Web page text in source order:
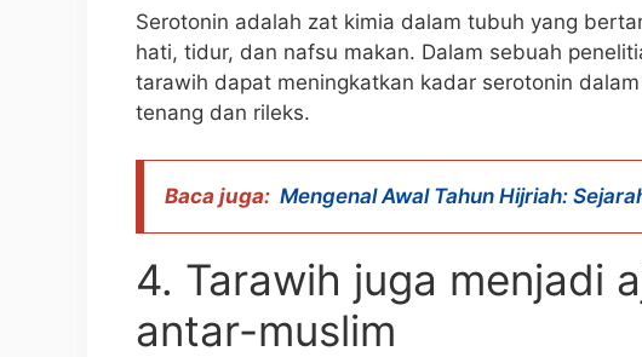
Serotonin adalah zat kimia dalam tubuh yang
hati, tidur, dan nafsu makan. Dalam sebuah
tarawih dapat meningkatkan kadar serotonin
tenang dan rileks.
Baca juga: Mengenal Awal Tahun Hijriah:
4. Tarawih juga menjadi
antar-muslim